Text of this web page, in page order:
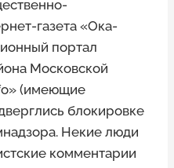
газета «Ока-
портал
Московской
(имеющие
блокировке
Некие люди
комментарии